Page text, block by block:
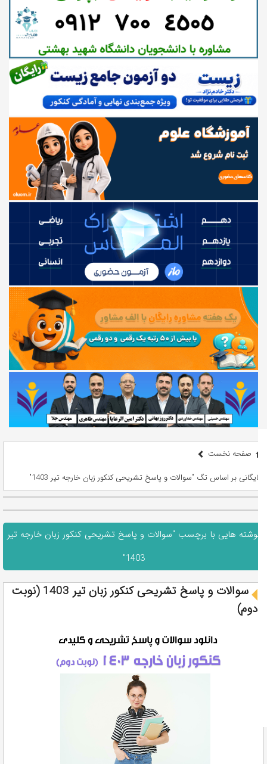
صفحه نخست
بایگانی بر اساس تگ "سوالات و پاسخ تشریحی کنکور زبان خارجه تیر 1403"
نوشته هایی با برچسب "سوالات و پاسخ تشریحی کنکور زبان خارجه تیر
1403"
سوالات و پاسخ تشریحی کنکور زبان تیر 1403 (نوبت
دوم)